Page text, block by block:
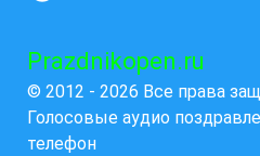
Prazdnikopen.ru
© 2012 - 2026 Все права
Голосовые аудио
телефон